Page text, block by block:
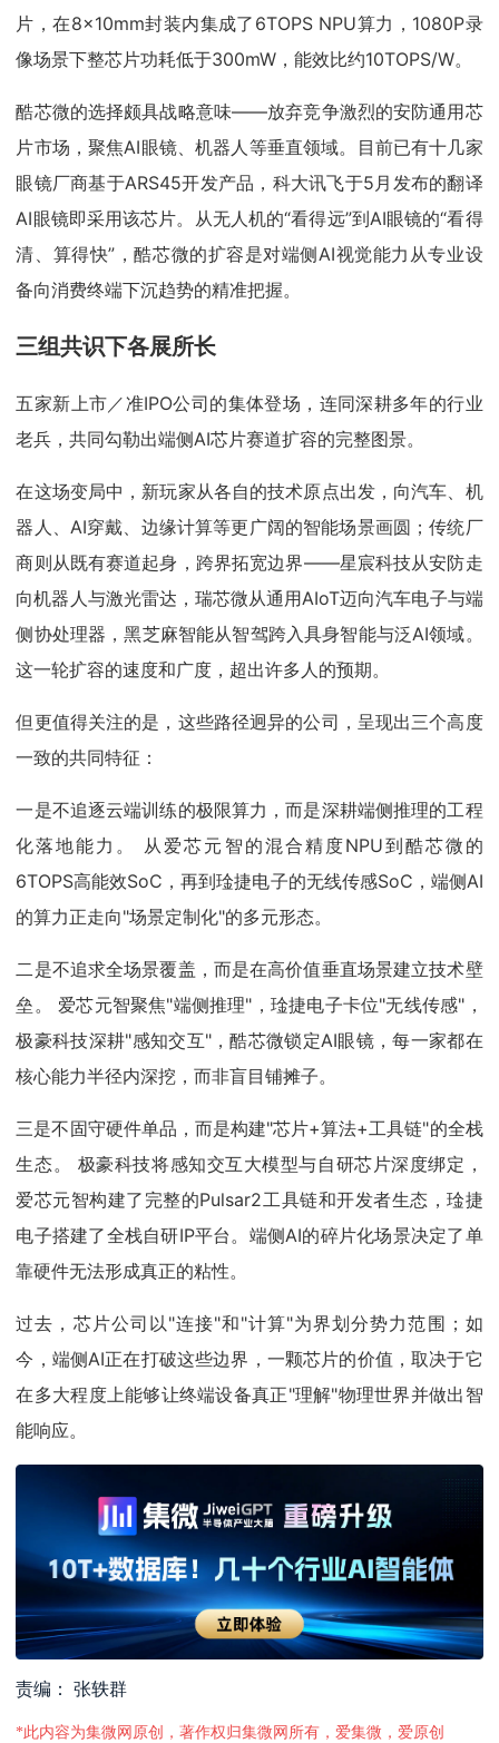
片，在8×10mm封装内集成了6TOPS NPU算力，1080P录
像场景下整芯片功耗低于300mW，能效比约10TOPS/W。
酷芯微的选择颇具战略意味——放弃竞争激烈的安防通用芯
片市场，聚焦AI眼镜、机器人等垂直领域。目前已有十几家
眼镜厂商基于ARS45开发产品，科大讯飞于5月发布的翻译
AI眼镜即采用该芯片。从无人机的“看得远”到AI眼镜的“看得
清、算得快”，酷芯微的扩容是对端侧AI视觉能力从专业设
备向消费终端下沉趋势的精准把握。
三组共识下各展所长
五家新上市／准IPO公司的集体登场，连同深耕多年的行业
老兵，共同勾勒出端侧AI芯片赛道扩容的完整图景。
在这场变局中，新玩家从各自的技术原点出发，向汽车、机
器人、AI穿戴、边缘计算等更广阔的智能场景画圆；传统厂
商则从既有赛道起身，跨界拓宽边界——星宸科技从安防走
向机器人与激光雷达，瑞芯微从通用AIoT迈向汽车电子与端
侧协处理器，黑芝麻智能从智驾跨入具身智能与泛AI领域。
这一轮扩容的速度和广度，超出许多人的预期。
但更值得关注的是，这些路径迥异的公司，呈现出三个高度
一致的共同特征：
一是不追逐云端训练的极限算力，而是深耕端侧推理的工程
化落地能力。 从爱芯元智的混合精度NPU到酷芯微的
6TOPS高能效SoC，再到琻捷电子的无线传感SoC，端侧AI
的算力正走向"场景定制化"的多元形态。
二是不追求全场景覆盖，而是在高价值垂直场景建立技术壁
垒。 爱芯元智聚焦"端侧推理"，琻捷电子卡位"无线传感"，
极豪科技深耕"感知交互"，酷芯微锁定AI眼镜，每一家都在
核心能力半径内深挖，而非盲目铺摊子。
三是不固守硬件单品，而是构建"芯片+算法+工具链"的全栈
生态。 极豪科技将感知交互大模型与自研芯片深度绑定，
爱芯元智构建了完整的Pulsar2工具链和开发者生态，琻捷
电子搭建了全栈自研IP平台。端侧AI的碎片化场景决定了单
靠硬件无法形成真正的粘性。
过去，芯片公司以"连接"和"计算"为界划分势力范围；如
今，端侧AI正在打破这些边界，一颗芯片的价值，取决于它
在多大程度上能够让终端设备真正"理解"物理世界并做出智
能响应。
责编： 张轶群
*此内容为集微网原创，著作权归集微网所有，爱集微，爱原创